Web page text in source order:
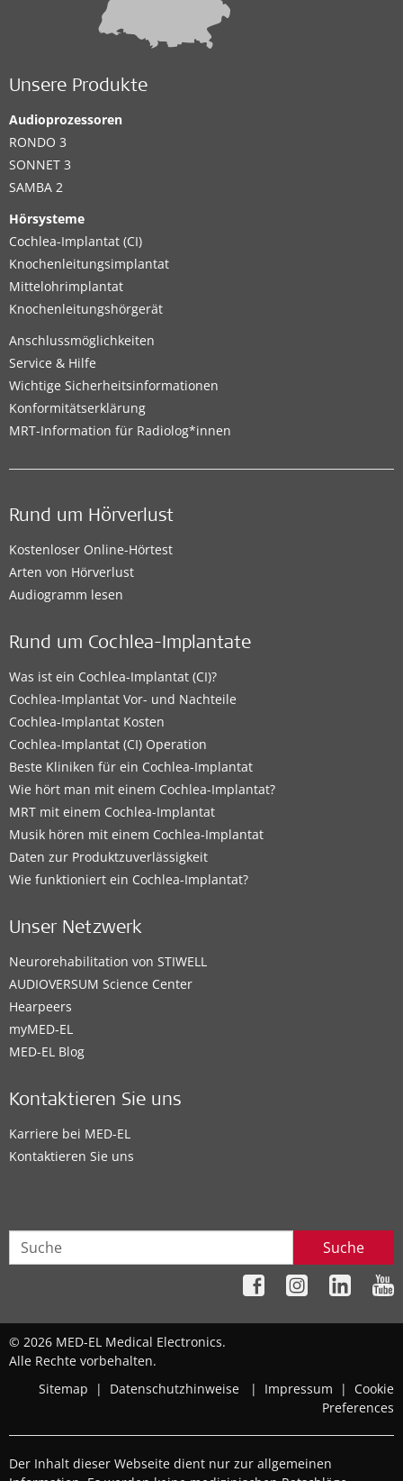
Unsere Produkte
Audioprozessoren
RONDO 3
SONNET 3
SAMBA 2
Hörsysteme
Cochlea-Implantat (CI)
Knochenleitungsimplantat
Mittelohrimplantat
Knochenleitungshörgerät
Anschlussmöglichkeiten
Service & Hilfe
Wichtige Sicherheitsinformationen
Konformitätserklärung
MRT-Information für Radiolog*innen
Rund um Hörverlust
Kostenloser Online-Hörtest
Arten von Hörverlust
Audiogramm lesen
Rund um Cochlea-Implantate
Was ist ein Cochlea-Implantat (CI)?
Cochlea-Implantat Vor- und Nachteile
Cochlea-Implantat Kosten
Cochlea-Implantat (CI) Operation
Beste Kliniken für ein Cochlea-Implantat
Wie hört man mit einem Cochlea-Implantat?
MRT mit einem Cochlea-Implantat
Musik hören mit einem Cochlea-Implantat
Daten zur Produktzuverlässigkeit
Wie funktioniert ein Cochlea-Implantat?
Unser Netzwerk
Neurorehabilitation von STIWELL
AUDIOVERSUM Science Center
Hearpeers
myMED‑EL
MED-EL Blog
Kontaktieren Sie uns
Karriere bei MED-EL
Kontaktieren Sie uns
Suche
© 2026 MED-EL Medical Electronics.
Alle Rechte vorbehalten.
Sitemap
| Datenschutzhinweise | Impressum | Cookie
Preferences
Der Inhalt dieser Webseite dient nur zur allgemeinen